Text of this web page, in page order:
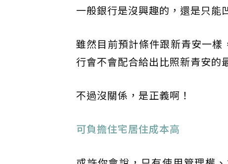
一般銀行是沒興趣的，還是只能
雖然目前預計條件跟新青安一
行會不會配合給出比照新青安的
不過沒關係，是正義啊！
可負擔住宅居住成本高